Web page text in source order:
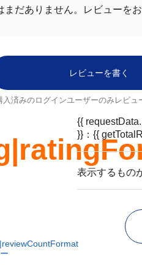
まだありません。 レビューを
レビューを書く
入済みのログインユーザーのみレビュ
文のキャンセルについて